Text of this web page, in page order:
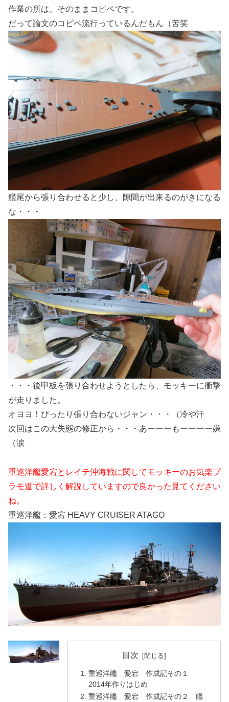
作業の所は、そのままコピペです。
だって論文のコピペ流行っているんだもん（苦笑
艦尾から張り合わせると少し、隙間が出来るのがきになる
な・・・
・・・後甲板を張り合わせようとしたら、モッキーに衝撃
が走りました。
オヨヨ！ぴったり張り合わないジャン・・・（冷や汗
次回はこの大失態の修正から・・・あーーーもーーーー嫌
（涙
重巡洋艦愛宕とレイテ沖海戦に関してモッキーのお気楽プ
ラモ道で詳しく解説していますので良かった見てください
ね。
重巡洋艦：愛宕 HEAVY CRUISER ATAGO
目次
重巡洋艦 愛宕 作成記その１
2014年作りはじめ
重巡洋艦 愛宕 作成記その２ 艦